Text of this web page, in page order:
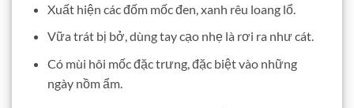
Xuất hiện các đốm mốc đen, xanh rêu loang lổ.
Vữa trát bị bở, dùng tay cạo nhẹ là rơi ra như cát.
Có mùi hôi mốc đặc trưng, đặc biệt vào những
ngày nồm ẩm.